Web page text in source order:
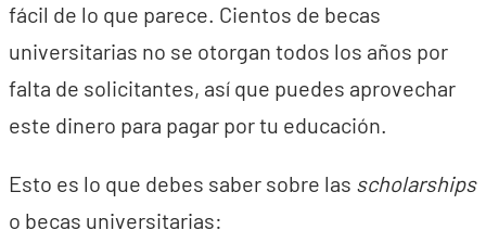
fácil de lo que parece. Cientos de becas
universitarias no se otorgan todos los años por
falta de solicitantes, así que puedes aprovechar
este dinero para pagar por tu educación.
Esto es lo que debes saber sobre las scholarships
o becas universitarias: